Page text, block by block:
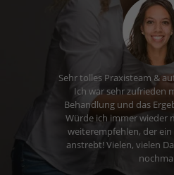
Ich fühle mich hier sehr
Wartezeiten sind kurz,
ich komme gerne zu